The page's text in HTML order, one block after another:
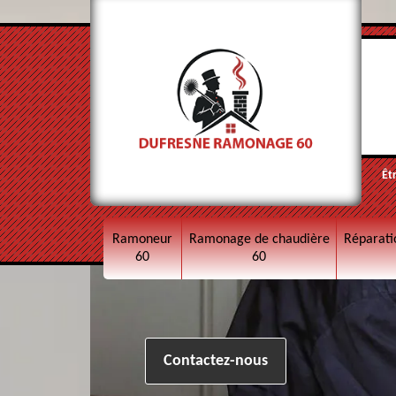
Ramoneur
60
Ramonage de chaudière
60
Contactez-nous